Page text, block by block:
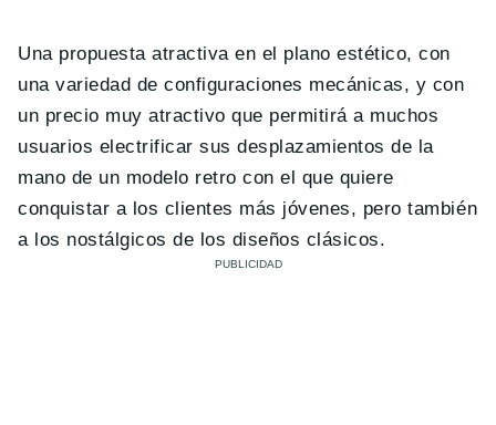
Una propuesta atractiva en el plano estético, con
una variedad de configuraciones mecánicas, y con
un precio muy atractivo que permitirá a muchos
usuarios electrificar sus desplazamientos de la
mano de un modelo retro con el que quiere
conquistar a los clientes más jóvenes, pero también
a los nostálgicos de los diseños clásicos.